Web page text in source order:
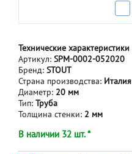
Технические характеристики
Артикул: SPM-0002-052020
Бренд: STOUT
Страна производства: Италия
Диаметр: 20 мм
Тип: Труба
Толщина стенки: 2 мм
В наличии 32 шт. *